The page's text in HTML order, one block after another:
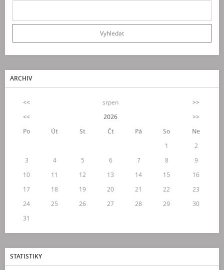
ARCHIV
<< srpen
>>
<<
2026
>>
Po
Út St Čt Pá So
Ne
1
2
3
4 5 6 7 8
9
10
11 12 13 14 15
16
17
18 19 20 21 22
23
24
25 26 27 28 29
30
31
STATISTIKY